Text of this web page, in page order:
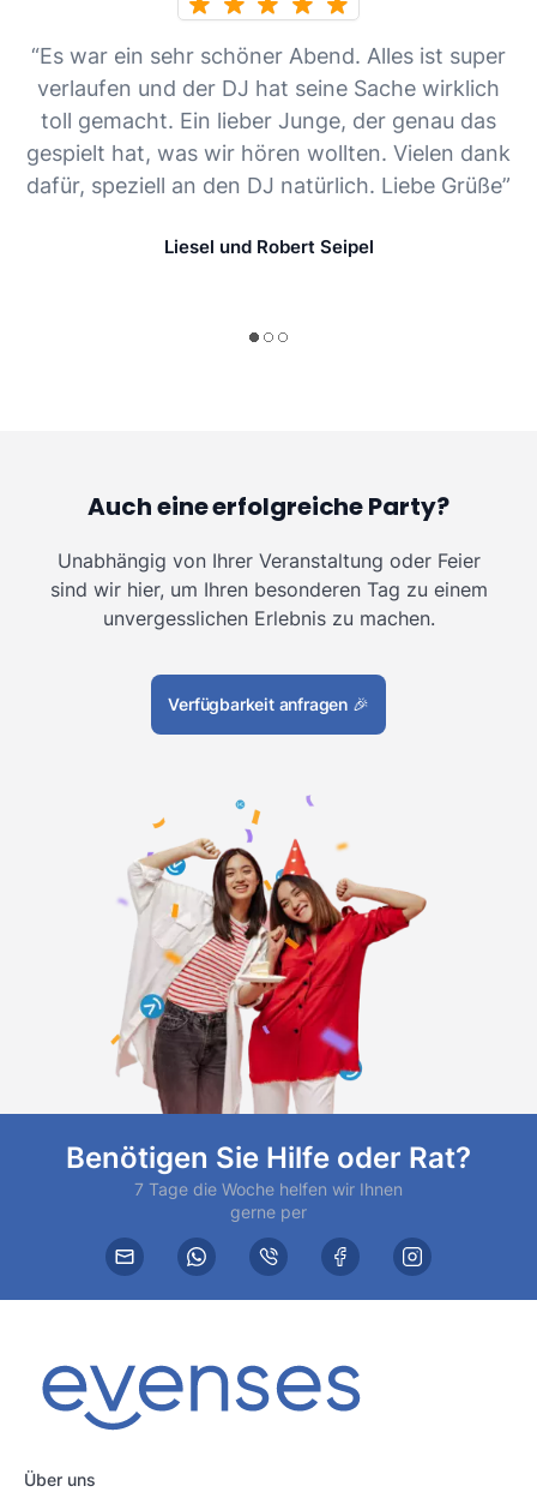
“Es war ein sehr schöner Abend. Alles ist super
verlaufen und der DJ hat seine Sache wirklich
toll gemacht. Ein lieber Junge, der genau das
gespielt hat, was wir hören wollten. Vielen dank
dafür, speziell an den DJ natürlich. Liebe Grüße”
Liesel und Robert Seipel
Auch eine erfolgreiche Party?
Unabhängig von Ihrer Veranstaltung oder Feier
sind wir hier, um Ihren besonderen Tag zu einem
unvergesslichen Erlebnis zu machen.
Verfügbarkeit anfragen 🎉
Benötigen Sie Hilfe oder Rat?
7 Tage die Woche helfen wir Ihnen
gerne per
Über uns